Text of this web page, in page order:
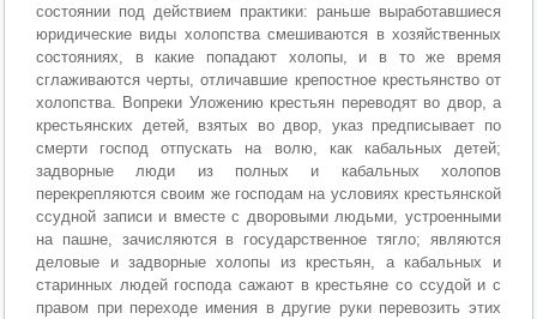
состоянии под действием практики: раньше выработавшиеся
юридические виды холопства смешиваются в хозяйственных
состояниях, в какие попадают холопы, и в то же время
сглаживаются черты, отличавшие крепостное крестьянство от
холопства. Вопреки Уложению крестьян переводят во двор, а
крестьянских детей, взятых во двор, указ предписывает по
смерти господ отпускать на волю, как кабальных детей;
задворные люди из полных и кабальных холопов
перекрепляются своим же господам на условиях крестьянской
ссудной записи и вместе с дворовыми людьми, устроенными
на пашне, зачисляются в государственное тягло; являются
деловые и задворные холопы из крестьян, а кабальных и
старинных людей господа сажают в крестьяне со ссудой и с
правом при переходе имения в другие руки перевозить этих